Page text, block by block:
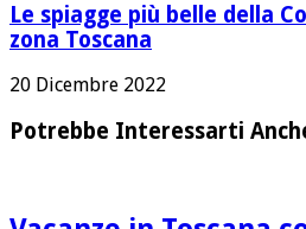
Le spiagge più belle della
zona Toscana
20 Dicembre 2022
Potrebbe Interessarti